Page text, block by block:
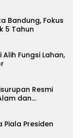
Bandung, Fokus
Alih Fungsi Lahan,
Resmi
dan
Piala Presiden